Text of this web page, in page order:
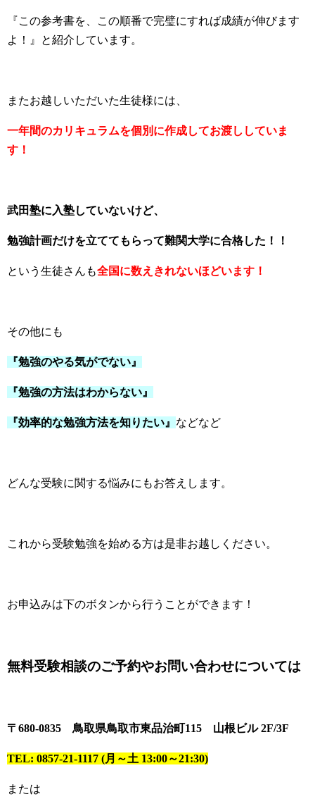
『この参考書を、この順番で完璧にすれば成績が伸びます
よ！』と紹介しています。
またお越しいただいた生徒様には、
一年間のカリキュラムを個別に作成してお渡ししていま
す！
武田塾に入塾していないけど、
勉強計画だけを立ててもらって難関大学に合格した！！
という生徒さんも全国に数えきれないほどいます！
その他にも
『勉強のやる気がでない』
『勉強の方法はわからない』
『効率的な勉強方法を知りたい』 などなど
どんな受験に関する悩みにもお答えします。
これから受験勉強を始める方は是非お越しください。
お申込みは下のボタンから行うことができます！
無料受験相談のご予約やお問い合わせについては
〒680-0835 鳥取県鳥取市東品治町115 山根ビル 2F/3F
TEL: 0857-21-1117 (月～土 13:00～21:30)
または